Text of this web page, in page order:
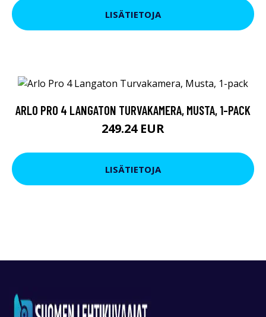
LISÄTIETOJA
ARLO PRO 4 LANGATON TURVAKAMERA, MUSTA, 1-PACK
249.24 EUR
LISÄTIETOJA